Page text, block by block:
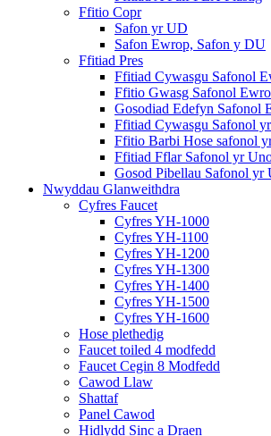
Ffitio Copr
Safon yr UD
Safon Ewrop, Safon y DU
Ffitiad Pres
Ffitiad Cywasgu Safonol
Ffitio Gwasg Safonol
Gosodiad Edefyn Safonol
Ffitiad Cywasgu Safonol
Ffitio Barbi Hose safonol
Ffitiad Fflar Safonol yr
Gosod Pibellau Safonol yr
Nwyddau Glanweithdra
Cyfres Faucet
Cyfres YH-1000
Cyfres YH-1100
Cyfres YH-1200
Cyfres YH-1300
Cyfres YH-1400
Cyfres YH-1500
Cyfres YH-1600
Hose plethedig
Faucet toiled 4 modfedd
Faucet Cegin 8 Modfedd
Cawod Llaw
Shattaf
Panel Cawod
Hidlydd Sinc a Draen